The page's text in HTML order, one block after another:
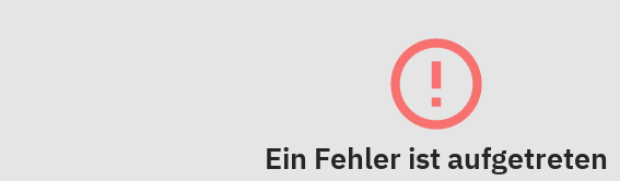
Ein Fehler ist aufgetreten